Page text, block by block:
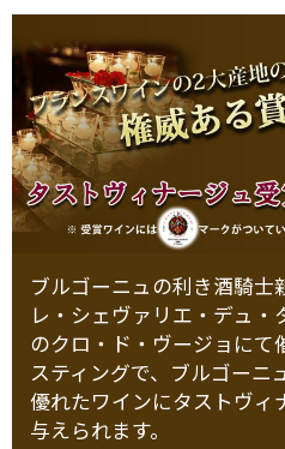
ブルゴーニュの利き酒騎士
レ・シェヴァリエ・デュ
のクロ・ド・ヴージョにて
スティングで、ブルゴーニ
優れたワインにタストヴィ
与えられます。